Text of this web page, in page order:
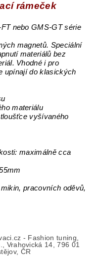
rámeček
nebo GMS-GT série
magnetů. Speciální
materiálů bez
Vhodné i pro
upínají do klasických
materiálu
vyšívaného
maximálně cca
pracovních oděvů,
- Fashion tuning,
Vrahovická 14, 796 01
ČR